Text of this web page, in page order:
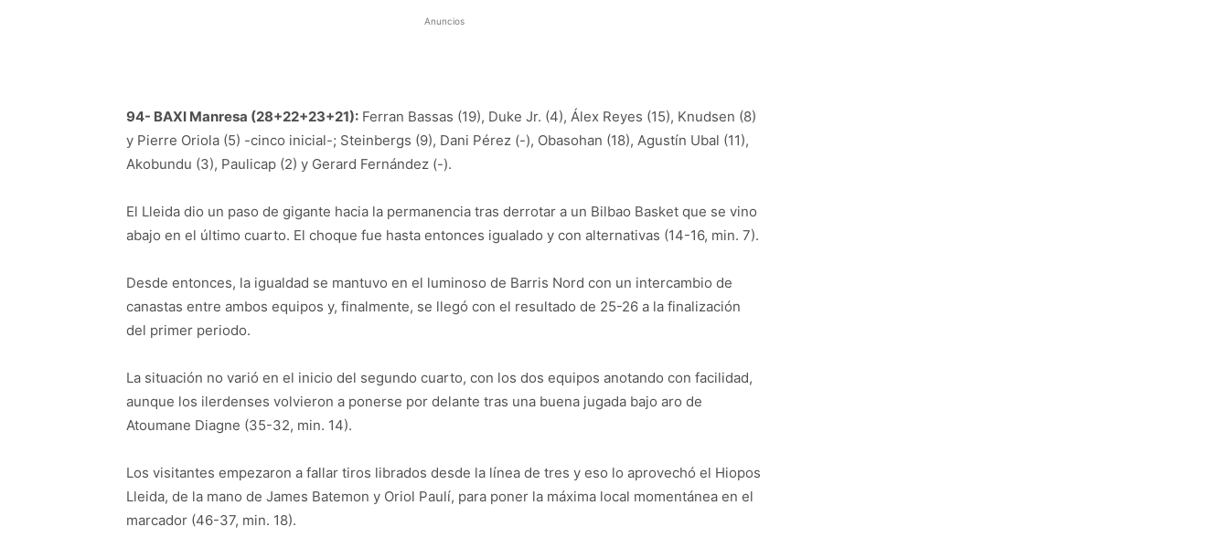
Anuncios
94- BAXI Manresa (28+22+23+21): Ferran Bassas (19), Duke Jr. (4), Álex Reyes (15), Knudsen (8)
y Pierre Oriola (5) -cinco inicial-; Steinbergs (9), Dani Pérez (-), Obasohan (18), Agustín Ubal (11),
Akobundu (3), Paulicap (2) y Gerard Fernández (-).
El Lleida dio un paso de gigante hacia la permanencia tras derrotar a un Bilbao Basket que se vino
abajo en el último cuarto. El choque fue hasta entonces igualado y con alternativas (14-16, min. 7).
Desde entonces, la igualdad se mantuvo en el luminoso de Barris Nord con un intercambio de
canastas entre ambos equipos y, finalmente, se llegó con el resultado de 25-26 a la finalización
del primer periodo.
La situación no varió en el inicio del segundo cuarto, con los dos equipos anotando con facilidad,
aunque los ilerdenses volvieron a ponerse por delante tras una buena jugada bajo aro de
Atoumane Diagne (35-32, min. 14).
Los visitantes empezaron a fallar tiros librados desde la línea de tres y eso lo aprovechó el Hiopos
Lleida, de la mano de James Batemon y Oriol Paulí, para poner la máxima local momentánea en el
marcador (46-37, min. 18).